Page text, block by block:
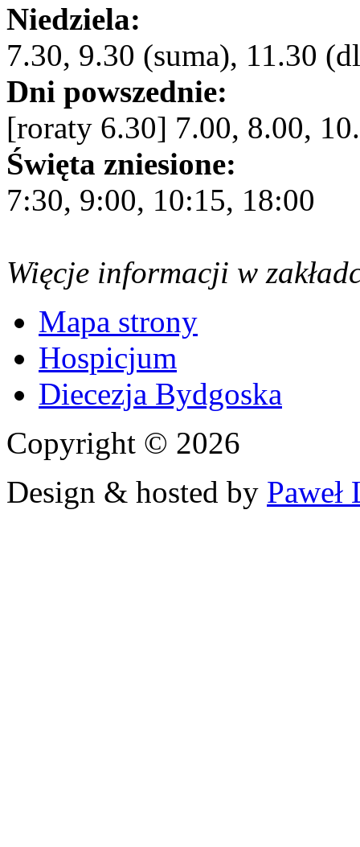
Niedziela:
7.30, 9.30 (suma), 11.30
Dni powszednie:
[roraty 6.30] 7.00, 8.00,
Święta zniesione:
7:30, 9:00, 10:15, 18:00
Więcje informacji w
Mapa strony
Hospicjum
Diecezja Bydgoska
Copyright © 2026
Design & hosted by